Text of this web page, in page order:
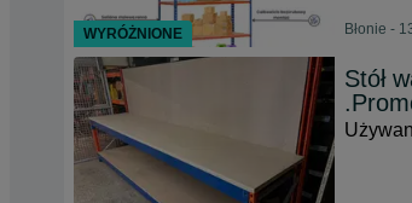
Błonie -
Stół
WYRÓŻNIONE